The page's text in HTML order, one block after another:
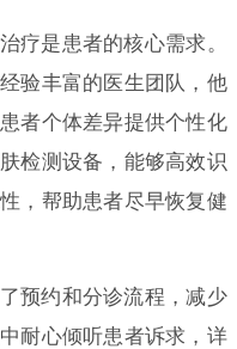
疗是患者的核心需求。
验丰富的医生团队，他
者个体差异提供个性化
检测设备，能够高效识
，帮助患者尽早恢复健
预约和分诊流程，减少
耐心倾听患者诉求，详